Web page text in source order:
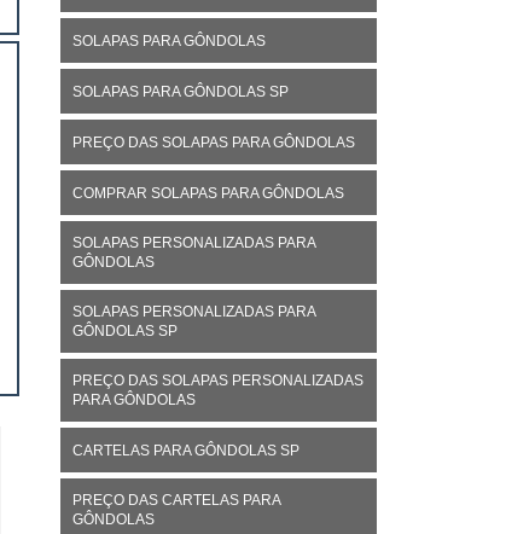
SOLAPAS PARA GÔNDOLAS
SOLAPAS PARA GÔNDOLAS SP
PREÇO DAS SOLAPAS PARA GÔNDOLAS
COMPRAR SOLAPAS PARA GÔNDOLAS
SOLAPAS PERSONALIZADAS PARA
GÔNDOLAS
SOLAPAS PERSONALIZADAS PARA
GÔNDOLAS SP
PREÇO DAS SOLAPAS PERSONALIZADAS
PARA GÔNDOLAS
CARTELAS PARA GÔNDOLAS SP
PREÇO DAS CARTELAS PARA
GÔNDOLAS